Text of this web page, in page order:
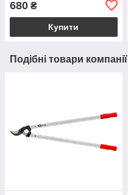
680 ₴
Купити
Подібні товари компанії